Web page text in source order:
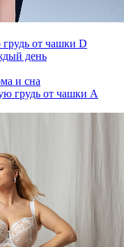
от чашки D
день
и сна
грудь от чашки А